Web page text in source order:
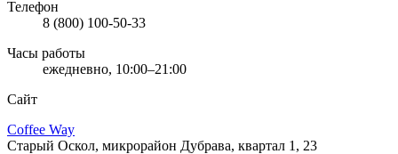
Телефон
8 (800) 100-50-33
Часы работы
ежедневно, 10:00–21:00
Сайт
Coffee Way
Старый Оскол, микрорайон Дубрава, квартал 1, 23